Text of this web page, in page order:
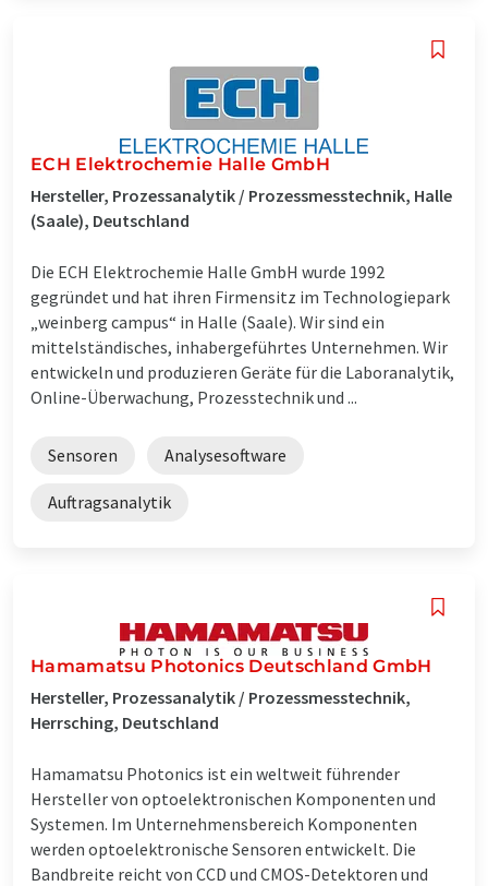
ECH Elektrochemie Halle GmbH
Hersteller, Prozessanalytik / Prozessmesstechnik, Halle
(Saale), Deutschland
Die ECH Elektrochemie Halle GmbH wurde 1992
gegründet und hat ihren Firmensitz im Technologiepark
„weinberg campus“ in Halle (Saale). Wir sind ein
mittelständisches, inhabergeführtes Unternehmen. Wir
entwickeln und produzieren Geräte für die Laboranalytik,
Online-Überwachung, Prozesstechnik und ...
Sensoren Analysesoftware
Auftragsanalytik
Hamamatsu Photonics Deutschland GmbH
Hersteller, Prozessanalytik / Prozessmesstechnik,
Herrsching, Deutschland
Hamamatsu Photonics ist ein weltweit führender
Hersteller von optoelektronischen Komponenten und
Systemen. Im Unternehmensbereich Komponenten
werden optoelektronische Sensoren entwickelt. Die
Bandbreite reicht von CCD und CMOS-Detektoren und